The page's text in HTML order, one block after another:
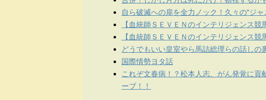
自ら破滅への扉を全力ノック！久々の“ジ
【血統師ＳＥＶＥＮのインテリジェンス競
【血統師ＳＥＶＥＮのインテリジェンス競
どうでもいい皇室やら馬詰総理らの話しの
国際情勢ヨタ話
これぞ文春病！？松本人志、がん発覚に
ーブ！！